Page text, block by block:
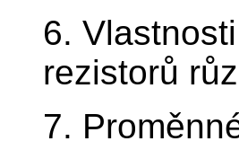
6.
rezistorů
7.